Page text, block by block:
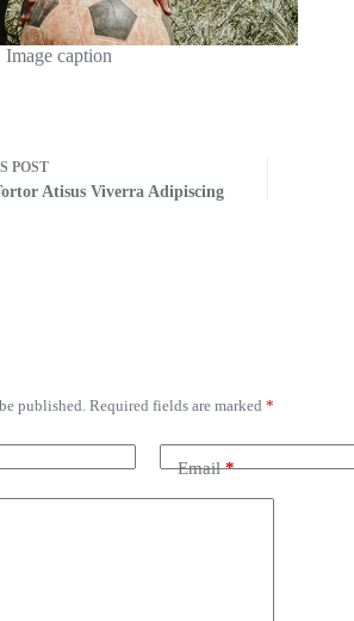
Image caption
POST
Atisus Viverra Adipiscing
published. Required fields are marked *
Email*